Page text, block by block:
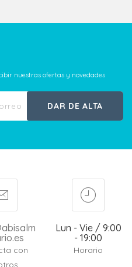
nuestras ofertas y novedades
DAR DE ALTA
con
Lun - Vie / 9:00
- 19:00
Horario